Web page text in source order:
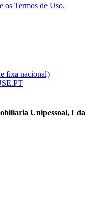
os Termos de Uso.
fixa nacional)
Unipessoal, Lda